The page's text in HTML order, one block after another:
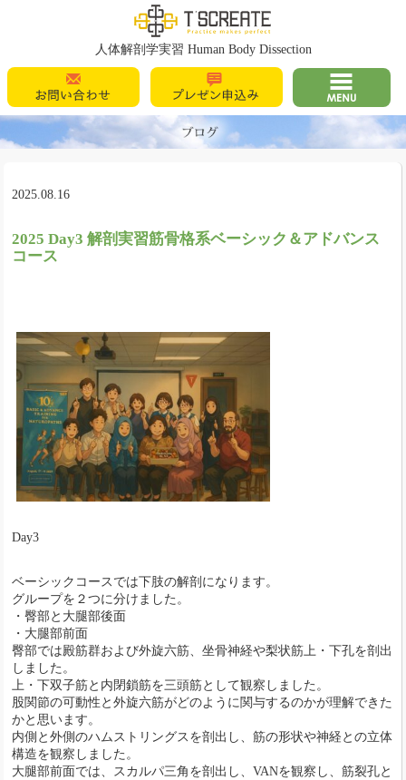
T's Create
人体解剖学実習 Human Body Dissection
お問い合わせ
プレゼン申込
み
MENU
2025.08.16
2025 Day3 解剖実習筋骨格系ベーシック＆アドバンス
コース
Day3
ベーシックコースでは下肢の解剖になります。
グループを２つに分けました。
・臀部と大腿部後面
・大腿部前面
臀部では殿筋群および外旋六筋、坐骨神経や梨状筋上・下孔を剖出
しました。
上・下双子筋と内閉鎖筋を三頭筋として観察しました。
股関節の可動性と外旋六筋がどのように関与するのかが理解できた
かと思います。
内側と外側のハムストリングスを剖出し、筋の形状や神経との立体
構造を観察しました。
大腿部前面では、スカルパ三角を剖出し、VANを観察し、筋裂孔と